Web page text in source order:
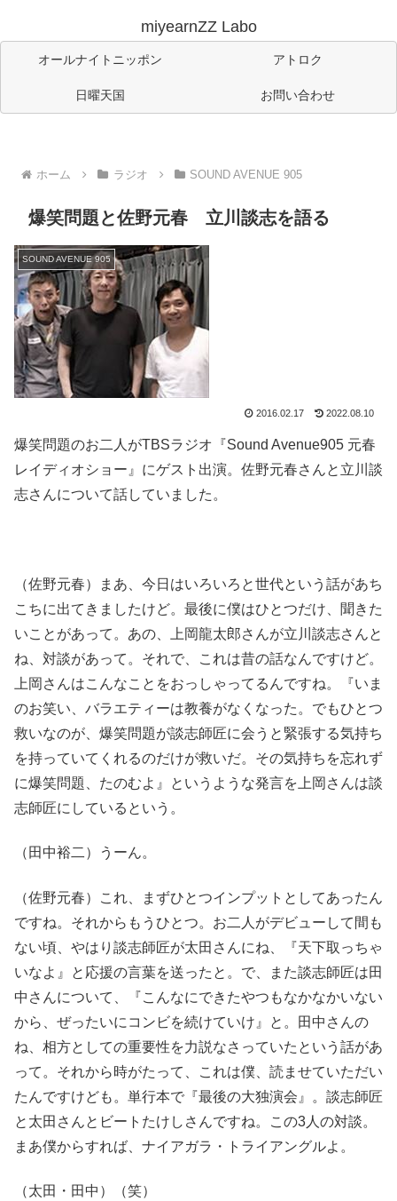
miyearnZZ Labo
オールナイトニッポン アトロク
日曜天国 お問い合わせ
ホーム ラジオ SOUND AVENUE 905
爆笑問題と佐野元春 立川談志を語る
SOUND AVENUE 905
2016.02.17 2022.08.10
爆笑問題のお二人がTBSラジオ『Sound Avenue905 元春
レイディオショー』 にゲスト出演。佐野元春さんと立川談
志さんについて話していました。
（佐野元春）まあ、今日はいろいろと世代という話があち
こちに出てきましたけど。最後に僕はひとつだけ、聞きた
いことがあって。あの、上岡龍太郎さんが立川談志さんと
ね、対談があって。それで、これは昔の話なんですけど。
上岡さんはこんなことをおっしゃってるんですね。『いま
のお笑い、バラエティーは教養がなくなった。でもひとつ
救いなのが、爆笑問題が談志師匠に会うと緊張する気持ち
を持っていてくれるのだけが救いだ。その気持ちを忘れず
に爆笑問題、たのむよ』というような発言を上岡さんは談
志師匠にしているという。
（田中裕二）うーん。
（佐野元春）これ、まずひとつインプットとしてあったん
ですね。それからもうひとつ。お二人がデビューして間も
ない頃、やはり談志師匠が太田さんにね、『天下取っちゃ
いなよ』と応援の言葉を送ったと。で、また談志師匠は田
中さんについて、『こんなにできたやつもなかなかいない
から、ぜったいにコンビを続けていけ』と。田中さんの
ね、相方としての重要性を力説なさっていたという話があ
って。それから時がたって、これは僕、読ませていただい
たんですけども。単行本で『最後の大独演会』。談志師匠
と太田さんとビートたけしさんですね。この3人の対談。
まあ僕からすれば、ナイアガラ・トライアングルよ。
（太田・田中）（笑）